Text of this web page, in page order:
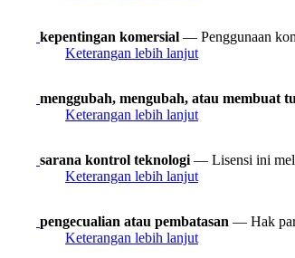
kepentingan komersial — Penggunaan
Keterangan lebih lanjut
menggubah, mengubah, atau membuat
Keterangan lebih lanjut
sarana kontrol teknologi — Lisensi ini
Keterangan lebih lanjut
pengecualian atau pembatasan — Hak
Keterangan lebih lanjut